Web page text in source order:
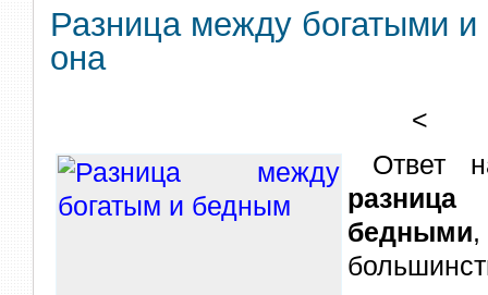
Разница между богатыми
она
<
Ответ
бедными